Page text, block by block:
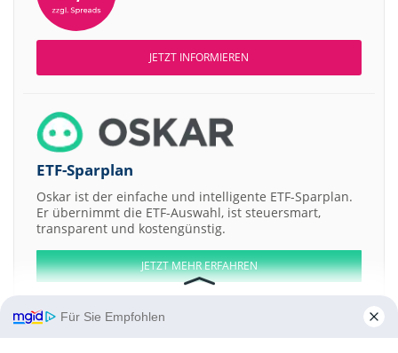
JETZT INFORMIEREN
ETF-Sparplan
Oskar ist der einfache und intelligente ETF-Sparplan.
Er übernimmt die ETF-Auswahl, ist steuersmart,
transparent und kostengünstig.
JETZT MEHR ERFAHREN
Für Sie Empfohlen